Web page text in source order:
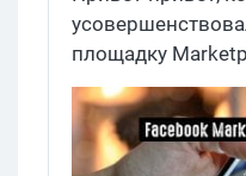
площадку
новые функции,
также
продавцов и